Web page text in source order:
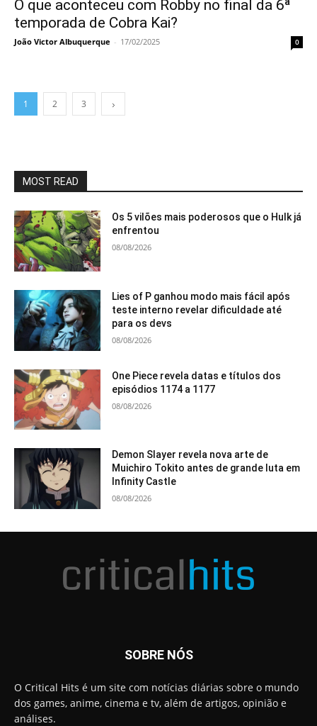
O que aconteceu com Robby no final da 6ª
temporada de Cobra Kai?
João Victor Albuquerque - 17/02/2025 0
1 2 3
MOST READ
Os 5 vilões mais poderosos que o Hulk já
enfrentou
08/08/2026
Lies of P ganhou modo mais fácil após
teste interno revelar dificuldade até
para os devs
08/08/2026
One Piece revela datas e títulos dos
episódios 1174 a 1177
08/08/2026
Demon Slayer revela nova arte de
Muichiro Tokito antes de grande luta em
Infinity Castle
08/08/2026
SOBRE NÓS
O Critical Hits é um site com notícias diárias sobre o mundo
dos games, anime, cinema e tv, além de artigos, opinião e
análises.